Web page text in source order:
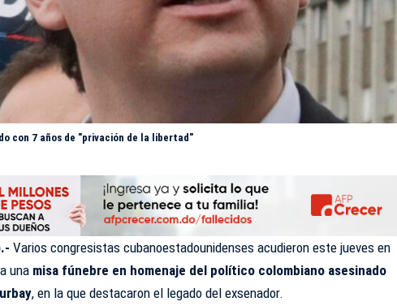
con 7 años de "privación de la libertad"
Varios congresistas cubanoestadounidenses acudieron este jueves en
una misa fúnebre en homenaje del político colombiano asesinado
, en la que destacaron el legado del exsenador.